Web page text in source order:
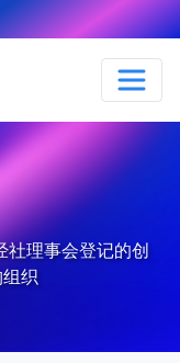
社理事会登记的创
织